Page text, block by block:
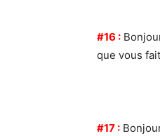
#16 :
que vous
#17 :